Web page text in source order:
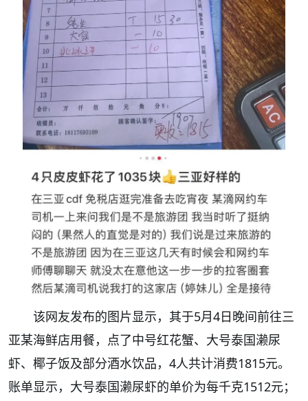
该网友发布的图片显示，其于5月4日晚间前往三
亚某海鲜店用餐，点了中号红花蟹、大号泰国濑尿
虾、椰子饭及部分酒水饮品，4人共计消费1815元。
账单显示，大号泰国濑尿虾的单价为每千克1512元；